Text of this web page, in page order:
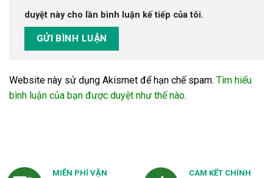
duyệt này cho lần bình luận kế tiếp của tôi.
Website này sử dụng Akismet để hạn chế spam. Tìm hiểu
bình luận của bạn được duyệt như thế nào.
MIỄN PHÍ VẬN
CAM KẾT CHÍNH